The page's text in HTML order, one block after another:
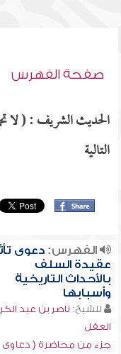
صفحة الفهرس
الحديث الشريف : ( لا
التالية
الفهرس:دعوى
عقيدة السلف
بالأحداث التاريخية
وأسبابها
للشيخ: ناصر بن عبد
العقل
جزء من محاضرة ( دعاوى